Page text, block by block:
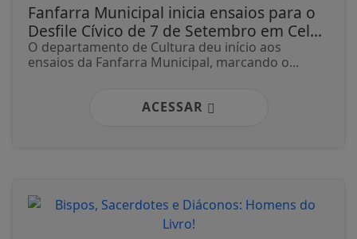
Fanfarra Municipal inicia ensaios para o
Desfile Cívico de 7 de Setembro em Cel...
O departamento de Cultura deu início aos
ensaios da Fanfarra Municipal, marcando o...
ACESSAR